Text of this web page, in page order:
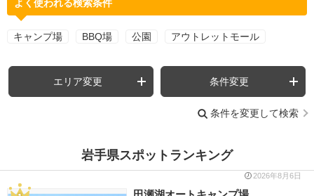
よく使われる検索条件
キャンプ場 BBQ場 公園 アウトレットモール
エリア変更 条件変更
条件を変更して検索
岩手県スポットランキング
2026年8月6日